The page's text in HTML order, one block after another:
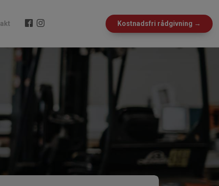
Kostnadsfri rådgivning →